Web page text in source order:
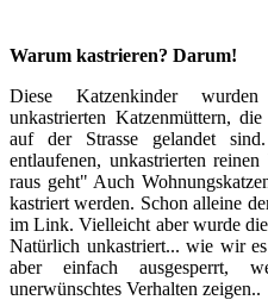
Warum kastrieren? Darum!
Diese Katzenkinder
unkastrierten Katzenmüttern,
auf der Strasse gelandet
entlaufenen, unkastrierten
raus geht" Auch
kastriert werden. Schon alleine
im Link. Vielleicht aber wurde
Natürlich unkastriert... wie wir
aber einfach ausgesperrt,
unerwünschtes Verhalten zeigen..